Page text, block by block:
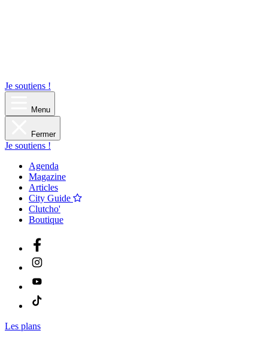
Je soutiens !
Menu
Fermer
Je soutiens !
Agenda
Magazine
Articles
City Guide
Clutcho'
Boutique
Les plans